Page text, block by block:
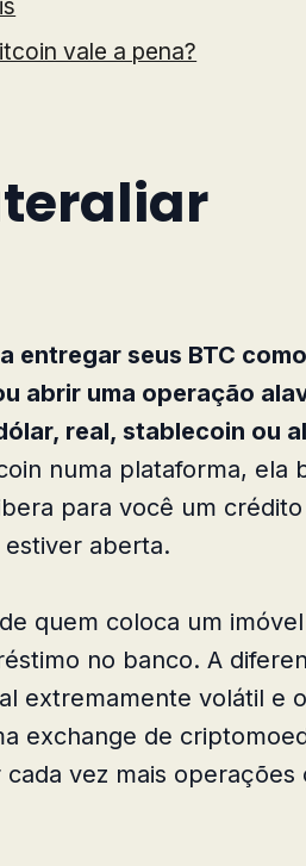
vale a pena?
entregar seus BTC
abrir uma operação
real, stablecoin ou
numa plataforma, ela
para você um
aberta.
quem coloca um
no banco. A
extremamente volátil e
exchange de
vez mais operações